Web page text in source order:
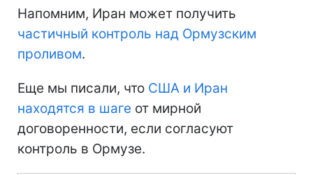
Напомним, Иран может получить
частичный контроль над Ормузским
проливом.
Еще мы писали, что США и Иран
находятся в шаге от мирной
договоренности, если согласуют
контроль в Ормузе.